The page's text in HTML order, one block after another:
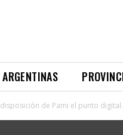
de Pami el punto